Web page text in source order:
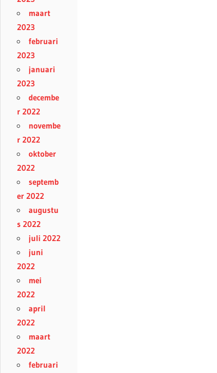
maart
2023
februari
2023
januari
2023
decembe
r 2022
novembe
r 2022
oktober
2022
septemb
er 2022
augustu
s 2022
juli 2022
juni
2022
mei
2022
april
2022
maart
2022
februari